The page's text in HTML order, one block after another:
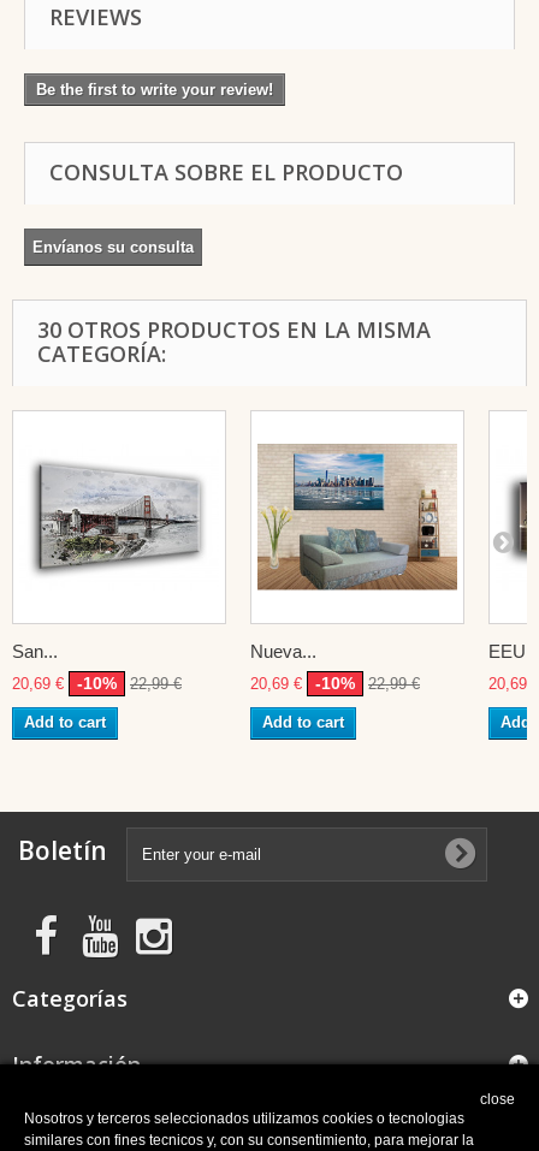
REVIEWS
Be the first to write your review!
CONSULTA SOBRE EL PRODUCTO
Envíanos su consulta
30 OTROS PRODUCTOS EN LA MISMA
CATEGORÍA:
San...
20,69 € -10% 22,99 €
Add to cart
Nueva...
20,69 € -10% 22,99 €
Add to cart
20,69 €
Add
Boletín
Categorías
Información
close
Nosotros y terceros seleccionados utilizamos cookies o tecnologias
similares con fines tecnicos y, con su consentimiento, para mejorar la